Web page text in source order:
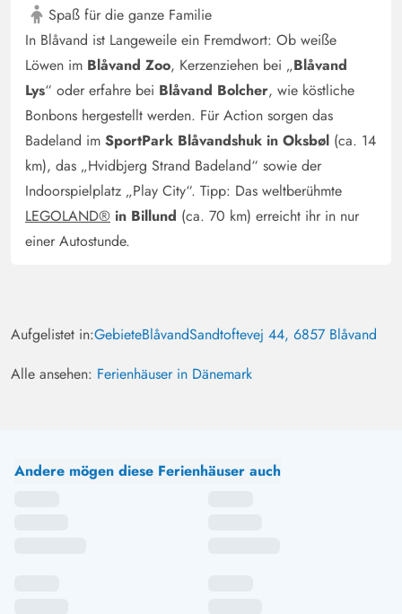
Spaß für die ganze Familie
In Blåvand ist Langeweile ein Fremdwort: Ob weiße
Löwen im Blåvand Zoo, Kerzenziehen bei „Blåvand
Lys“ oder erfahre bei Blåvand Bolcher, wie köstliche
Bonbons hergestellt werden. Für Action sorgen das
Badeland im SportPark Blåvandshuk in Oksbøl (ca. 14
km), das „Hvidbjerg Strand Badeland“ sowie der
Indoorspielplatz „Play City“. Tipp: Das weltberühmte
LEGOLAND® in Billund (ca. 70 km) erreicht ihr in nur
einer Autostunde.
Aufgelistet in:GebieteBlåvandSandtoftevej 44, 6857 Blåvand
Alle ansehen: Ferienhäuser in Dänemark
Andere mögen diese Ferienhäuser auch